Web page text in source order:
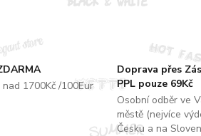
1700Kč /100Eur
Doprava přes
PPL pouze 69Kč
Osobní odběr ve
městě (nejvíce
Česku a na